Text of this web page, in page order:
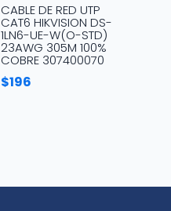
CABLE DE RED UTP
CAT6 HIKVISION DS-
1LN6-UE-W(O-STD)
23AWG 305M 100%
COBRE 307400070
$196